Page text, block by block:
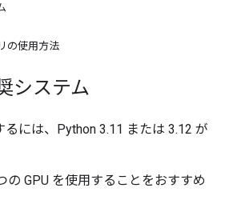
の使用方法
システム
るには、Python 3.11 または 3.12 が
の GPU を使用することをおすすめ